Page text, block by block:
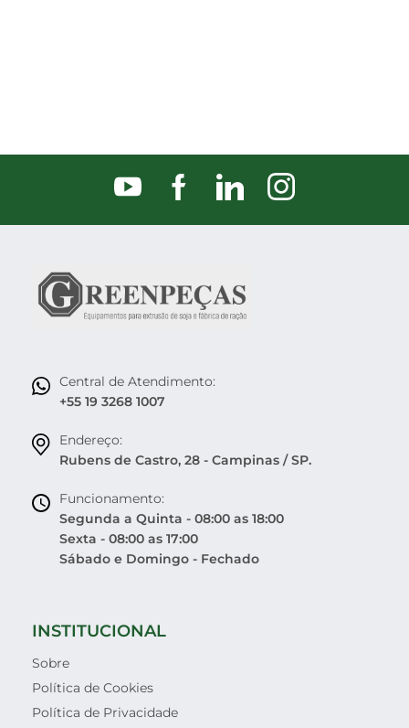
Central de Atendimento:
+55 19 3268 1007
Endereço:
Rubens de Castro, 28 - Campinas / SP.
Funcionamento:
Segunda a Quinta - 08:00 as 18:00
Sexta - 08:00 as 17:00
Sábado e Domingo - Fechado
INSTITUCIONAL
Sobre
Política de Cookies
Política de Privacidade